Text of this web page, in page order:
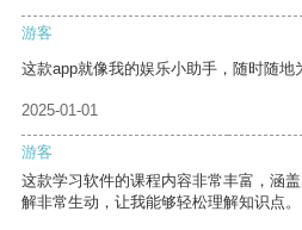
游客
这款app就像我的娱乐小助手，随时随地
2025-01-01
游客
这款学习软件的课程内容非常丰富，涵
解非常生动，让我能够轻松理解知识点。